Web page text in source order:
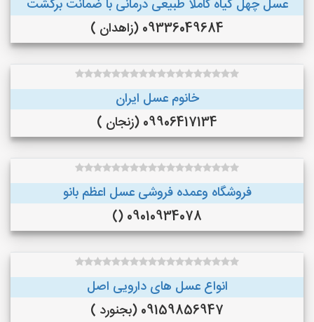
عسل چهل گیاه کاملا طبیعی درمانی با ضمانت برگشت
09336049684 (زاهدان )
خانوم عسل ایران
09906417134 (زنجان )
فروشگاه وعمده فروشی عسل اعظم بانو
09010934078 ()
انواع عسل های دارویی اصل
09159856947 (بجنورد )